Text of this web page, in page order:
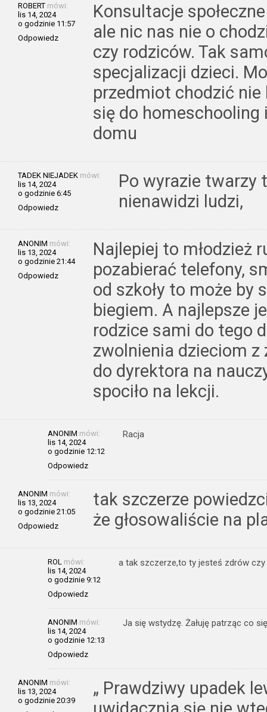
ROBERT mówi:
lis 14, 2024
o godzinie 11:57
Odpowiedz
Konsultacje
ale nic nas nie o
czy rodziców. Tak
specjalizacji dzieci.
przedmiot chodzić
się do
domu
TADEK NIEJADEK mówi:
lis 14, 2024
o godzinie 6:45
Odpowiedz
Po wyrazie twarzy
nienawidzi ludzi,
ANONIM mówi:
lis 13, 2024
o godzinie 21:44
Odpowiedz
Najlepiej to młodzież
pozabierać telefony,
od szkoły to może by
biegiem. A najlepsze
rodzice sami do tego
zwolnienia dzieciom z
do dyrektora na
spociło na lekcji.
ANONIM mówi:
lis 14, 2024
o godzinie 12:12
Odpowiedz
Racja
ANONIM mówi:
lis 13, 2024
o godzinie 21:05
Odpowiedz
tak szczerze
że głosowaliście na
ROL mówi:
lis 14, 2024
o godzinie 9:12
Odpowiedz
a tak szczerze,to ty jesteś zdrów czy
ANONIM mówi:
lis 14, 2024
o godzinie 12:13
Odpowiedz
Ja się wstydzę. Żałuję patrząc co
ANONIM mówi:
lis 13, 2024
o godzinie 20:39
„ Prawdziwy upadek